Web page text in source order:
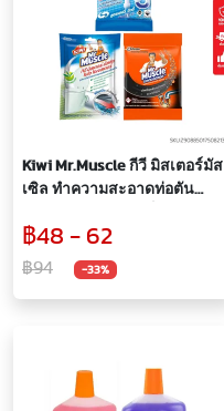
Kiwi Mr.Muscle กีวี มิสเตอร์มัส
เซิล ทำความสะอาดท่อตัน
มี 3 สูตร ขจัดท่อตัน ผลิตภัณฑ์
ทำความสะอาด ชักโครก
โถส้วม ส้วมตัน จุลินทรีย์ขจัด
฿48 - 62
฿94 -33%